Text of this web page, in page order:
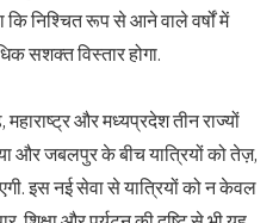
कि निश्चित रूप से आने वाले वर्षों में
सशक्त विस्तार होगा.
और मध्यप्रदेश तीन राज्यों
और जबलपुर के बीच यात्रियों को तेज़,
इस नई सेवा से यात्रियों को न केवल